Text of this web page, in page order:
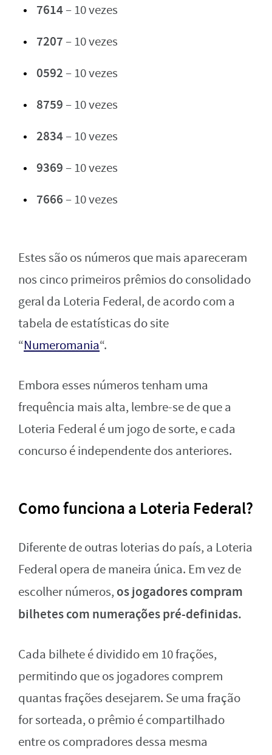
7614– 10 vezes
7207– 10 vezes
0592– 10 vezes
8759– 10 vezes
2834– 10 vezes
9369– 10 vezes
7666– 10 vezes
Estes são os números que mais apareceram
nos cinco primeiros prêmios do consolidado
geral da Loteria Federal, de acordo com a
tabela de estatísticas do site
“Numeromania“.
Embora esses números tenham uma
frequência mais alta, lembre-se de que a
Loteria Federal é um jogo de sorte, e cada
concurso é independente dos anteriores.
Como funciona a Loteria Federal?
Diferente de outras loterias do país, a Loteria
Federal opera de maneira única. Em vez de
escolher números, os jogadores compram
bilhetes com numerações pré-definidas.
Cada bilhete é dividido em 10 frações,
permitindo que os jogadores comprem
quantas frações desejarem. Se uma fração
for sorteada, o prêmio é compartilhado
entre os compradores dessa mesma